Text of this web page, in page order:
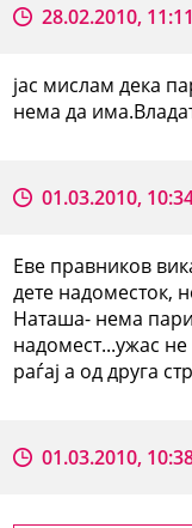
28.02.2010, 11:11
јас мислам дека
нема да
01.03.2010,
Еве правников
дете надоместок,
Наташа- нема
надомест...ужас
раѓај а од друга
01.03.2010,